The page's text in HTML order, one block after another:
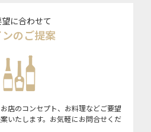
望に合わせて
ンのご提案
店のコンセプト、お料理などご要望
いたします。お気軽にお問合せくだ